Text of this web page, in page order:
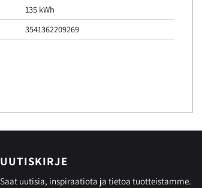
135 kWh
3541362209269
UUTISKIRJE
Saat uutisia, inspiraatiota ja tietoa tuotteistamme.